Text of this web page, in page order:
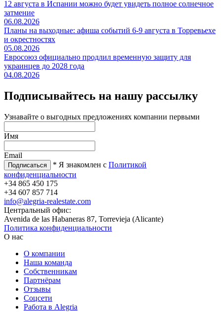
12 августа в Испании можно будет увидеть полное солнечное
затмение
06.08.2026
Планы на выходные: афиша событий 6-9 августа в Торревьехе
и окрестностях
05.08.2026
Евросоюз официально продлил временную защиту для
украинцев до 2028 года
04.08.2026
Подписывайтесь на нашу рассылку
Узнавайте о выгодных предложениях компании первыми
Имя
Email
* Я знакомлен с Политикой
конфиденциальности
+34 865 450 175
+34 607 857 714
info@alegria-realestate.com
Центральный офис:
Avenida de las Habaneras 87, Torrevieja (Alicante)
Политика конфиденциальности
О нас
О компании
Наша команда
Собственникам
Партнёрам
Отзывы
Соцсети
Работа в Alegria